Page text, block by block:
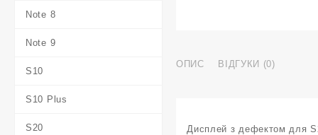
Note 8
Note 9
S10
S10 Plus
S20
ОПИС ВІДГУКИ (0)
Дисплей з дефектом для